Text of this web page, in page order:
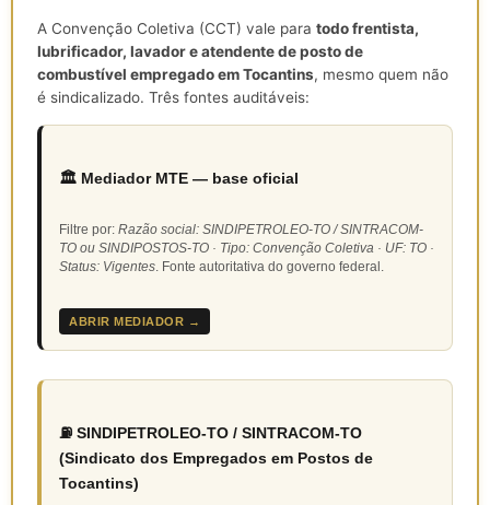
A Convenção Coletiva (CCT) vale para todo frentista,
lubrificador, lavador e atendente de posto de
combustível empregado em Tocantins, mesmo quem não
é sindicalizado. Três fontes auditáveis:
🏛️ Mediador MTE — base oficial
Filtre por: Razão social: SINDIPETROLEO-TO / SINTRACOM-
TO ou SINDIPOSTOS-TO · Tipo: Convenção Coletiva · UF: TO ·
Status: Vigentes. Fonte autoritativa do governo federal.
ABRIR MEDIADOR →
⛽ SINDIPETROLEO-TO / SINTRACOM-TO
(Sindicato dos Empregados em Postos de
Tocantins)